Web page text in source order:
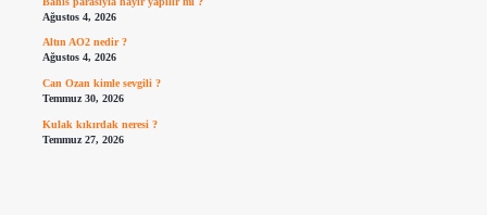
Ağustos 4, 2026
Altın AO2 nedir ?
Ağustos 4, 2026
Can Ozan kimle sevgili ?
Temmuz 30, 2026
Kulak kıkırdak neresi ?
Temmuz 27, 2026